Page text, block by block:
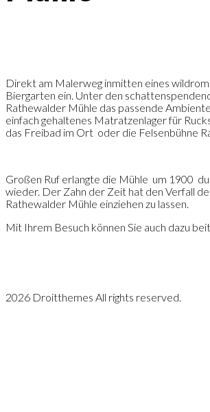
Direkt am Malerweg inmitten eines
Biergarten ein. Unter den
Rathewalder Mühle das passende
einfach gehaltenes Matratzenlager für
das Freibad im Ort oder die Felsenbühne
Großen Ruf erlangte die Mühle um 1900
wieder. Der Zahn der Zeit hat den Verfall
Rathewalder Mühle einziehen zu lassen.
Mit Ihrem Besuch können Sie auch dazu
2026 Droitthemes All rights reserved.